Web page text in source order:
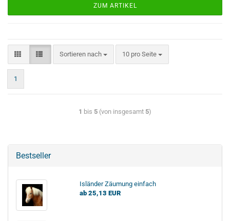
ZUM ARTIKEL
Sortieren nach 10 pro Seite
1
1 bis 5 (von insgesamt 5)
Bestseller
Isländer Zäumung einfach
ab 25,13 EUR